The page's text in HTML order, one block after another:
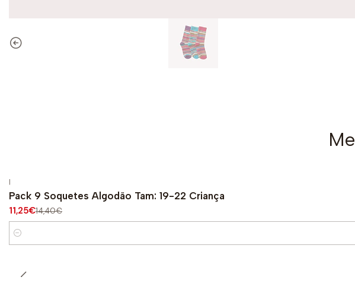
|
Pack 9 Soquetes Algodão Tam: 19-22 Criança
11,25€14,40€
Quantidade